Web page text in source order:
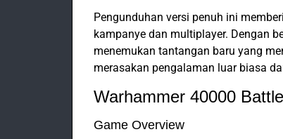
Pengunduhan versi penuh ini
kampanye dan multiplayer. Dengan
menemukan tantangan baru yang
merasakan pengalaman luar biasa
Warhammer 40000
Game Overview